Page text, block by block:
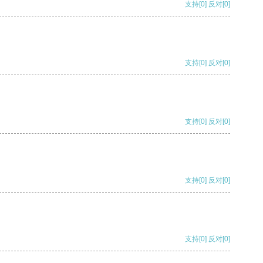
支持[0] 反对[0]
支持[0] 反对[0]
支持[0] 反对[0]
支持[0] 反对[0]
支持[0] 反对[0]